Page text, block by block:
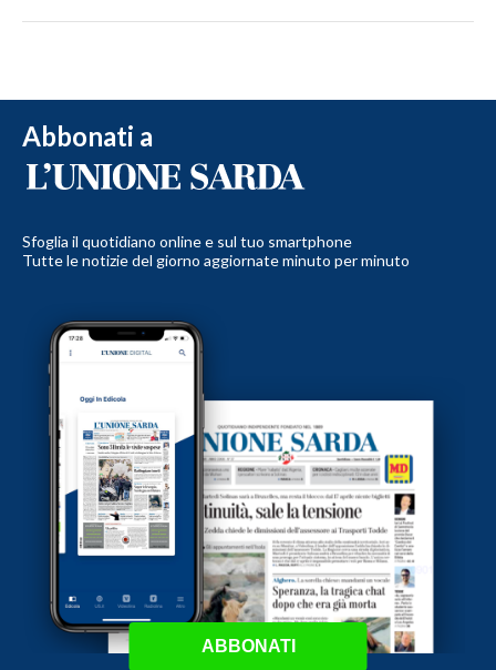
Abbonati a
Sfoglia il quotidiano online e sul tuo smartphone
Tutte le notizie del giorno aggiornate minuto per minuto
ABBONATI